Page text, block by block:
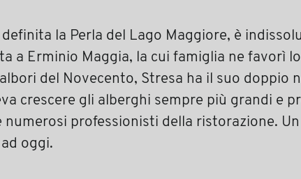
la Perla del Lago Maggiore, è
a Erminio Maggia, la cui famiglia ne favorì
del Novecento, Stresa ha il suo doppio
crescere gli alberghi sempre più grandi e
professionisti della ristorazione.
oggi.